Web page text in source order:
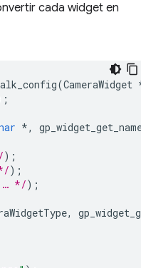
cada widget en
(CameraWidget
*,
);
);
*/);
,